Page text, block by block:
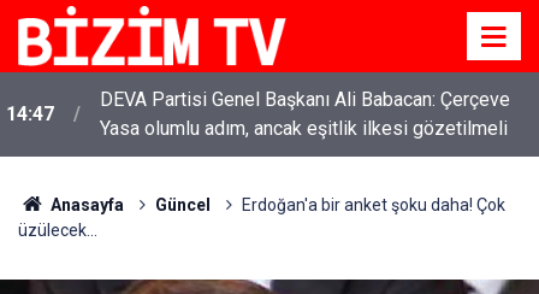
11:51
YENİ Parti Genel Başkanı Özgür Özel: “Şehit
ailelerinin, gazilerin yanına varamayacağımız,
gözüne bakamayacağımız işlerin içinde olmayız”
Anasayfa Güncel
Erdoğan'a bir anket şoku daha! Çok
üzülecek...